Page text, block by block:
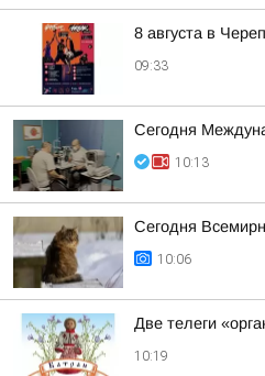
8 августа в
09:33
Сегодня
10:13
Сегодня
10:06
Две телеги
10:19